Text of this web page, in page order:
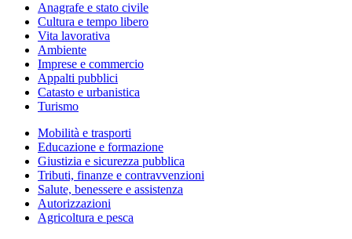
Anagrafe e stato civile
Cultura e tempo libero
Vita lavorativa
Ambiente
Imprese e commercio
Appalti pubblici
Catasto e urbanistica
Turismo
Mobilità e trasporti
Educazione e formazione
Giustizia e sicurezza pubblica
Tributi, finanze e contravvenzioni
Salute, benessere e assistenza
Autorizzazioni
Agricoltura e pesca